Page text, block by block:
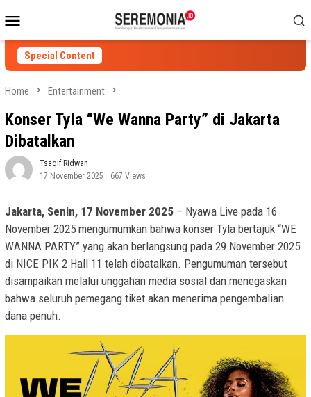
to
contentMenu
Special Content
Home Entertainment
Konser Tyla “We Wanna Party” di Jakarta
Dibatalkan
Tsaqif Ridwan
17 November 2025
667 Views
Jakarta, Senin, 17 November 2025 – Nyawa Live pada 16
November 2025 mengumumkan bahwa konser Tyla bertajuk “WE
WANNA PARTY” yang akan berlangsung pada 29 November 2025
di NICE PIK 2 Hall 11 telah dibatalkan. Pengumuman tersebut
disampaikan melalui unggahan media sosial dan menegaskan
bahwa seluruh pemegang tiket akan menerima pengembalian
dana penuh.